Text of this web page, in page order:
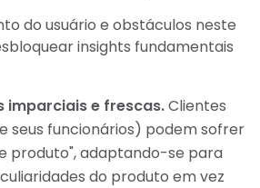
do usuário e obstáculos neste
insights fundamentais
imparciais e frescas.Clientes
seus funcionários) podem sofrer
produto", adaptando-se para
do produto em vez